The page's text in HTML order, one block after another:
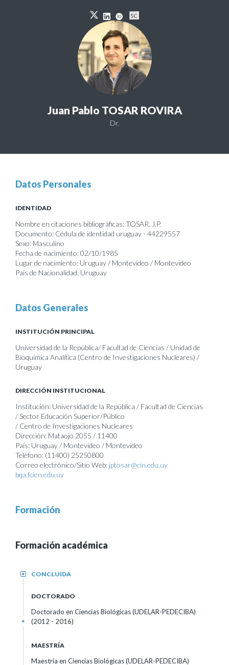
Juan Pablo TOSAR ROVIRA
Dr.
Datos Personales
IDENTIDAD
Nombre en citaciones bibliográficas: TOSAR, J.P.
Documento: Cédula de identidad uruguay - 44229557
Sexo: Masculino
Fecha de nacimiento: 02/10/1985
Lugar de nacimiento: Uruguay / Montevideo / Montevideo
País de Nacionalidad: Uruguay
Datos Generales
INSTITUCIÓN PRINCIPAL
Universidad de la República/ Facultad de Ciencias / Unidad de
Bioquímica Analítica (Centro de Investigaciones Nucleares) /
Uruguay
DIRECCIÓN INSTITUCIONAL
Institución: Universidad de la República / Facultad de Ciencias
/ Sector Educación Superior/Público
/ Centro de Investigaciones Nucleares
Dirección: Mataojo 2055 / 11400
País: Uruguay / Montevideo / Montevideo
Teléfono: (11400) 25250800
Correo electrónico/Sitio Web: jptosar@cin.edu.uy
bqa.fcien.edu.uy
Formación
Formación académica
CONCLUIDA
+
DOCTORADO
Doctorado en Ciencias Biológicas (UDELAR-PEDECIBA)
(2012 - 2016)
+
MAESTRÍA
Maestría en Ciencias Biológicas (UDELAR-PEDECIBA)